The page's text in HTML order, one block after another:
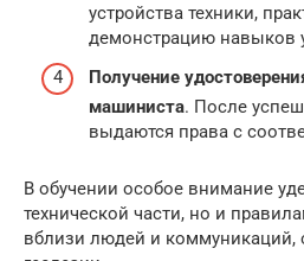
устройства техники,
демонстрацию навыков
Получение
машиниста. После
выдаются права с
В обучении особое внимание
технической части, но и
вблизи людей и коммуникаций,